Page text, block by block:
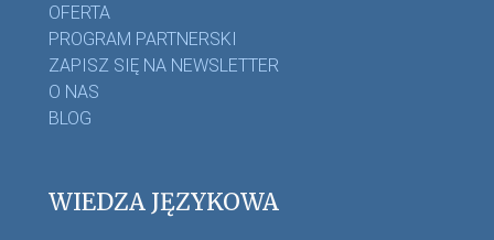
OFERTA
PROGRAM PARTNERSKI
ZAPISZ SIĘ NA NEWSLETTER
O NAS
BLOG
WIEDZA JĘZYKOWA